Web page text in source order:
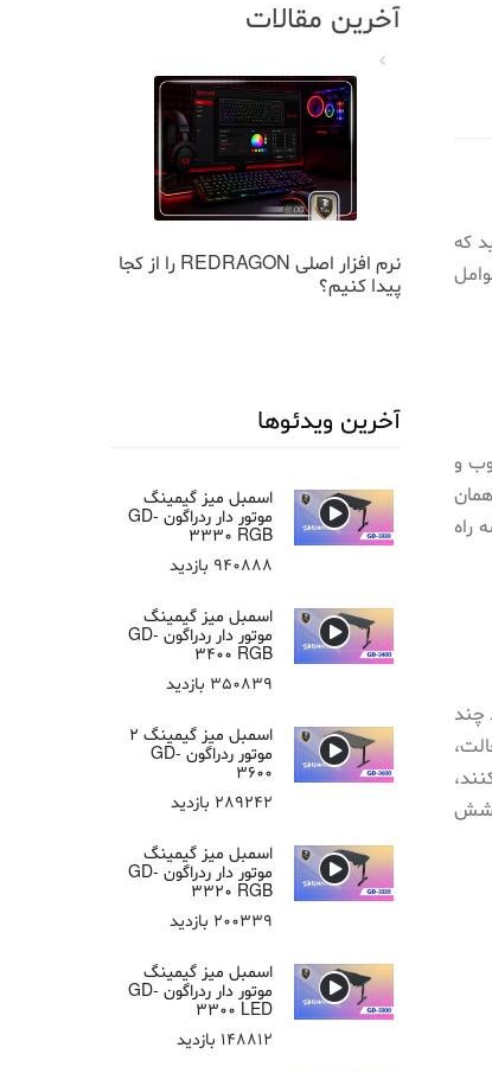
که
و
راه
چند
آخرین مقالات
نرم افزار اصلی REDRAGON را از کجا
پیدا کنیم؟
آخرین ویدئوها
اسمبل میز گیمینگ
موتور دار ردراگون GD-
3330 RGB
940888 بازدید
اسمبل میز گیمینگ
موتور دار ردراگون GD-
3400 RGB
350839 بازدید
اسمبل میز گیمینگ 2
موتور ردراگون GD-
3600
289242 بازدید
اسمبل میز گیمینگ
موتور دار ردراگون GD-
3320 RGB
200339 بازدید
اسمبل میز گیمینگ
موتور دار ردراگون GD-
3300 LED
148812 بازدید